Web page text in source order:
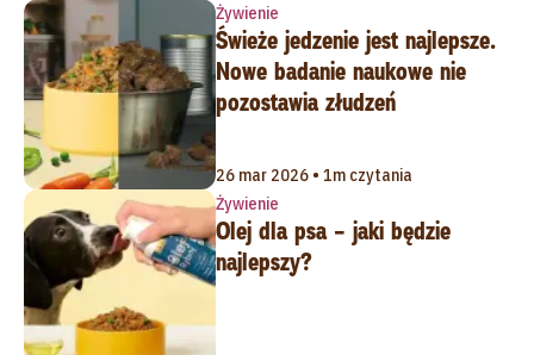
Żywienie
Świeże jedzenie jest najlepsze.
Nowe badanie naukowe nie
pozostawia złudzeń
26 mar 2026 • 1m czytania
Żywienie
Olej dla psa – jaki będzie
najlepszy?